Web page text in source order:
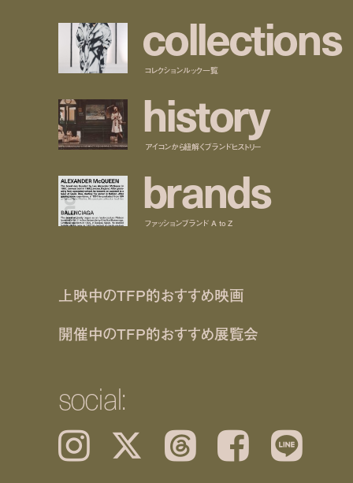
collections
コレクションルック一覧
history
アイコンから紐解くブランドヒストリー
brands
ファッションブランド A to Z
上映中のTFP的おすすめ映画
開催中のTFP的おすすめ展覧会
social:
Instagram 𝕏 Threads Facebook LINE